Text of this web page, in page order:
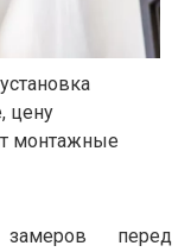
цену
монтажные
перед